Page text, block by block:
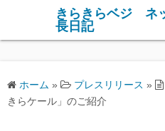
テ
ツ
へ
きらきらベジ ネ
長日記
ホーム » プレスリリース »
きらケール」のご紹介